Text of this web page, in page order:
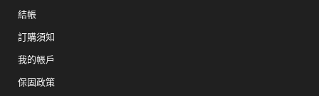
結帳
訂購須知
我的帳戶
保固政策